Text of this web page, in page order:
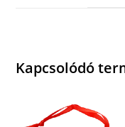
Kapcsolódó